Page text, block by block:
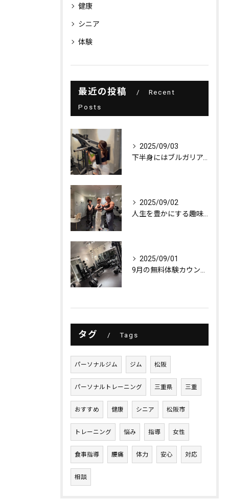
健康
シニア
体験
最近の投稿
Recent
Posts
2025/09/03
2025/09/02
2025/09/01
タグ Tags
パーソナルジム ジム 松阪
パーソナルトレーニング 三重県 三重
おすすめ 健康 シニア 松阪市
トレーニング 悩み 指導 女性
食事指導 腰痛 体力 安心 対応
相談